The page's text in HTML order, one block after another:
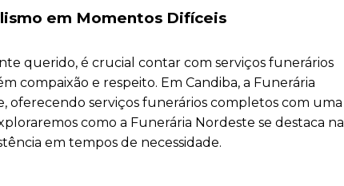
em Momentos Difíceis
querido, é crucial contar com serviços funerários
compaixão e respeito. Em Candiba, a Funerária
serviços funerários completos com uma
como a Funerária Nordeste se destaca na
em tempos de necessidade.